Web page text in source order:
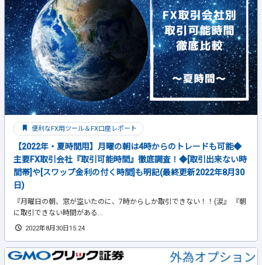
便利なFX用ツール＆FX口座レポート
【2022年・夏時間用】月曜の朝は4時からのトレードも可能◆
主要FX取引会社『取引可能時間』徹底調査！◆[取引出来ない時
間帯]や[スワップ金利の付く時間]も明記(最終更新2022年8月30
日)
『月曜日の朝、窓が空いたのに、7時からしか取引できない！！(涙』 『朝
に取引できない時間がある...
2022年8月30日15:24